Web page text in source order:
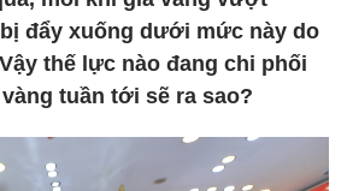
bị đẩy xuống dưới mức này do
thế lực nào đang chi phối
tuần tới sẽ ra sao?